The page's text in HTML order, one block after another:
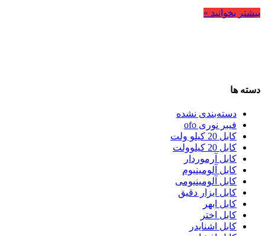
بیشتر بخوانید »
دسته ها
دسته‌بندی نشده
فیبر نوری ofo
کابل 20 کیلو ولت
کابل 20 کیلوولت
کابل آرموردار
کابل آلومینیوم
کابل آلومینیومی
کابل ابزار دقیق
کابل ابهر
کابل اختر
کابل اشنایدر